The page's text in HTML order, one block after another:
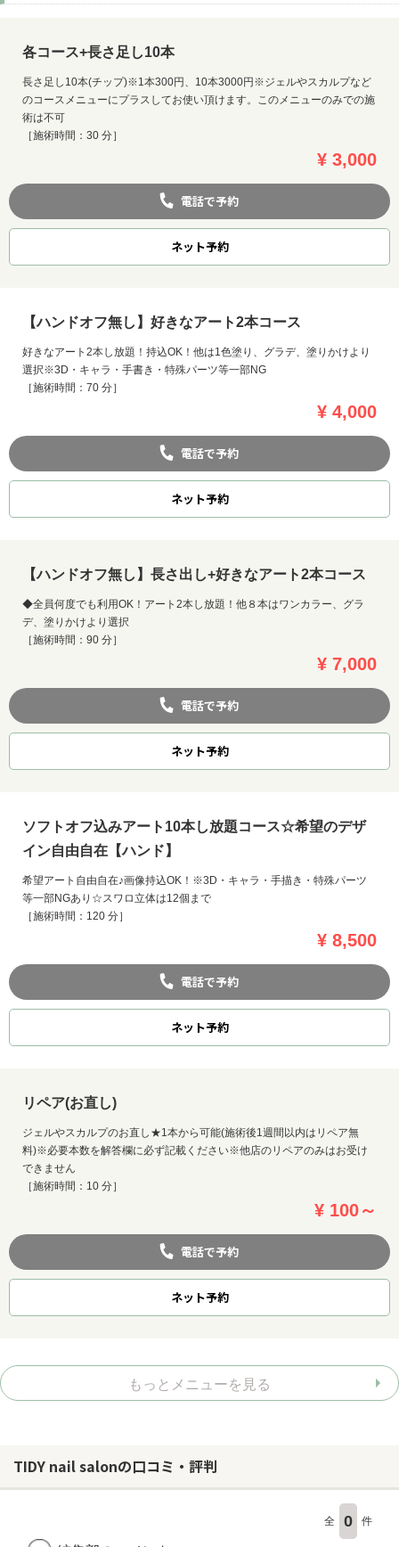
各コース+長さ足し10本
長さ足し10本(チップ)※1本300円、10本3000円※ジェルやスカルプなど
のコースメニューにプラスしてお使い頂けます。このメニューのみでの施
術は不可
［施術時間：30 分］
¥ 3,000
電話で予約
ネット予約
【ハンドオフ無し】好きなアート2本コース
好きなアート2本し放題！持込OK！他は1色塗り、グラデ、塗りかけより
選択※3D・キャラ・手書き・特殊パーツ等一部NG
［施術時間：70 分］
¥ 4,000
電話で予約
ネット予約
【ハンドオフ無し】長さ出し+好きなアート2本コース
◆全員何度でも利用OK！アート2本し放題！他８本はワンカラー、グラ
デ、塗りかけより選択
［施術時間：90 分］
¥ 7,000
電話で予約
ネット予約
ソフトオフ込みアート10本し放題コース☆希望のデザ
イン自由自在【ハンド】
希望アート自由自在♪画像持込OK！※3D・キャラ・手描き・特殊パーツ
等一部NGあり☆スワロ立体は12個まで
［施術時間：120 分］
¥ 8,500
電話で予約
ネット予約
リペア(お直し)
ジェルやスカルプのお直し★1本から可能(施術後1週間以内はリペア無
料)※必要本数を解答欄に必ず記載ください※他店のリペアのみはお受け
できません
［施術時間：10 分］
¥ 100～
電話で予約
ネット予約
もっとメニューを見る
TIDY nail salonの口コミ・評判
全 0 件